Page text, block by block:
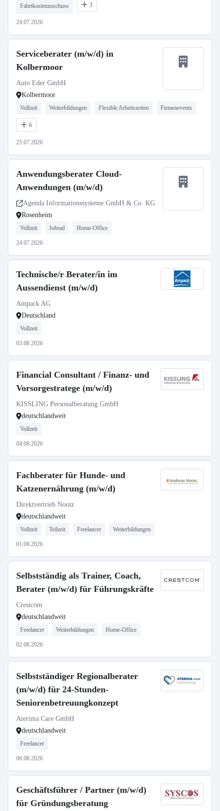
Fahrtkostenzuschuss 3
24.07.2026
Serviceberater (m/w/d) in
Kolbermoor
Auto Eder GmbH
Kolbermoor
Vollzeit Weiterbildungen Flexible Arbeitszeiten Firmenevents
6
25.07.2026
Anwendungsberater Cloud-
Anwendungen (m/w/d)
Agenda Informationssysteme GmbH & Co. KG
Rosenheim
Vollzeit Jobrad Home-Office
24.07.2026
Technische/r Berater/in im
Aussendienst (m/w/d)
Ampack AG
Deutschland
Vollzeit
03.08.2026
Financial Consultant / Finanz- und
Vorsorgestratege (m/w/d)
KISSLING Personalberatung GmbH
deutschlandweit
Vollzeit
04.08.2026
Fachberater für Hunde- und
Katzenernährung (m/w/d)
Direktvertrieb Nootz
deutschlandweit
Vollzeit Teilzeit Freelancer Weiterbildungen
01.08.2026
Selbstständig als Trainer, Coach,
Berater (m/w/d) für Führungskräfte
Crestcom
deutschlandweit
Freelancer Weiterbildungen Home-Office
02.08.2026
Selbstständiger Regionalberater
(m/w/d) für 24-Stunden-
Seniorenbetreuungkonzept
Aterima Care GmbH
deutschlandweit
Freelancer
06.08.2026
Geschäftsführer / Partner (m/w/d)
für Gründungsberatung